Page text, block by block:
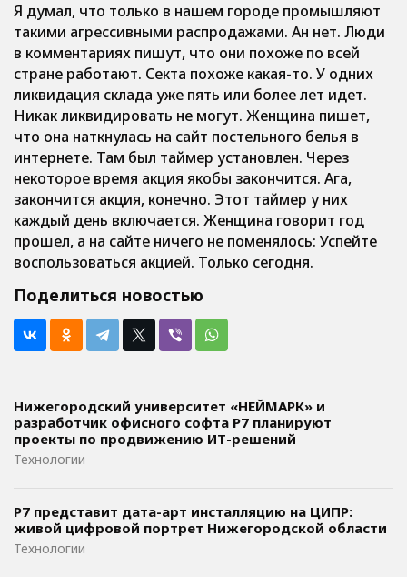
Я думал, что только в нашем городе промышляют
такими агрессивными распродажами. Ан нет. Люди
в комментариях пишут, что они похоже по всей
стране работают. Секта похоже какая-то. У одних
ликвидация склада уже пять или более лет идет.
Никак ликвидировать не могут. Женщина пишет,
что она наткнулась на сайт постельного белья в
интернете. Там был таймер установлен. Через
некоторое время акция якобы закончится. Ага,
закончится акция, конечно. Этот таймер у них
каждый день включается. Женщина говорит год
прошел, а на сайте ничего не поменялось: Успейте
воспользоваться акцией. Только сегодня.
Поделиться новостью
Нижегородский университет «НЕЙМАРК» и
разработчик офисного софта P7 планируют
проекты по продвижению ИТ-решений
Технологии
Р7 представит дата-арт инсталляцию на ЦИПР:
живой цифровой портрет Нижегородской области
Технологии